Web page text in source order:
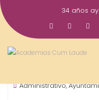
Saltar
al
contenido
34 años
Sep
2018
Administrativo,